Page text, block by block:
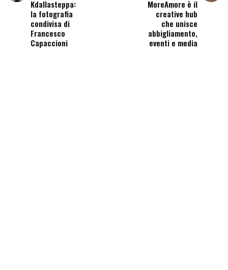
Kdallasteppa:
la fotografia
condivisa di
Francesco
Capaccioni
MoreAmore è il
creative hub
che unisce
abbigliamento,
eventi e media